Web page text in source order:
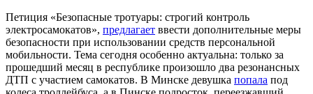
Петиция «Безопасные тротуары: строгий контроль
электросамокатов», предлагает ввести дополнительные меры
безопасности при использовании средств персональной
мобильности. Тема сегодня особенно актуальна: только за
прошедший месяц в республике произошло два резонансных
ДТП с участием самокатов. В Минске девушка попала под